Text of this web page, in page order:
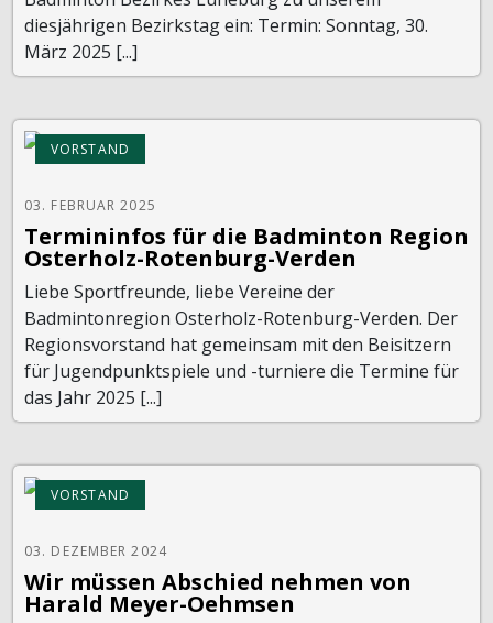
diesjährigen Bezirkstag ein: Termin: Sonntag, 30.
März 2025 [...]
VORSTAND
03. FEBRUAR 2025
Termininfos für die Badminton Region
Osterholz-Rotenburg-Verden
Liebe Sportfreunde, liebe Vereine der
Badmintonregion Osterholz-Rotenburg-Verden. Der
Regionsvorstand hat gemeinsam mit den Beisitzern
für Jugendpunktspiele und -turniere die Termine für
das Jahr 2025 [...]
VORSTAND
03. DEZEMBER 2024
Wir müssen Abschied nehmen von
Harald Meyer-Oehmsen